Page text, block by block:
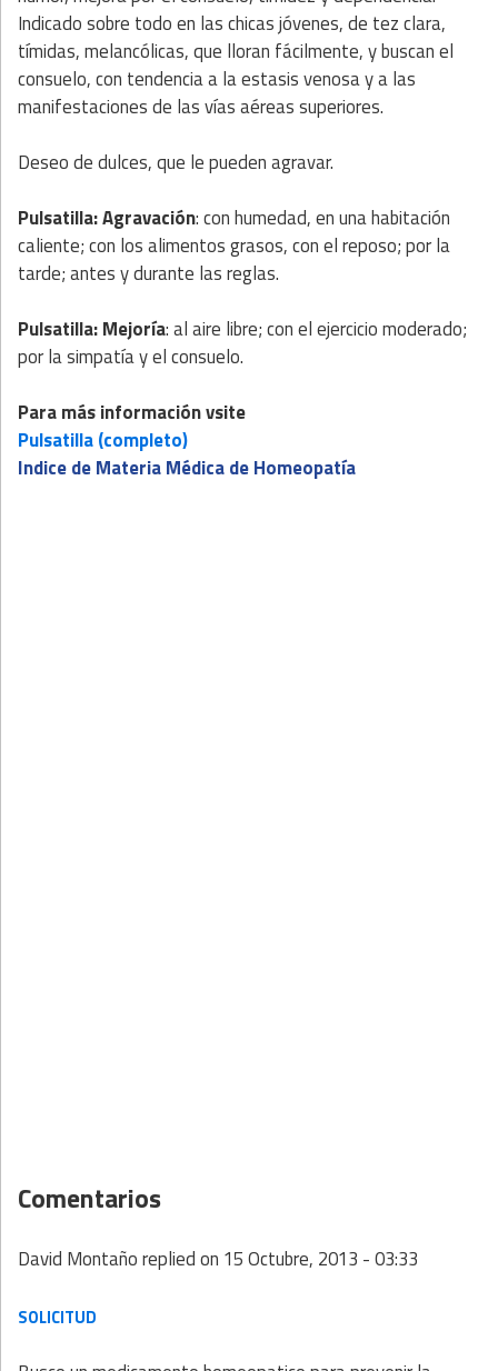
Indicado sobre todo en las chicas jóvenes, de tez clara,
tímidas, melancólicas, que lloran fácilmente, y buscan el
consuelo, con tendencia a la estasis venosa y a las
manifestaciones de las vías aéreas superiores.
Deseo de dulces, que le pueden agravar.
Pulsatilla: Agravación: con humedad, en una habitación
caliente; con los alimentos grasos, con el reposo; por la
tarde; antes y durante las reglas.
Pulsatilla: Mejoría: al aire libre; con el ejercicio moderado;
por la simpatía y el consuelo.
Para más información vsite
Pulsatilla (completo)
Indice de Materia Médica de Homeopatía
Comentarios
David Montañoreplied on 15 Octubre, 2013 - 03:33
SOLICITUD